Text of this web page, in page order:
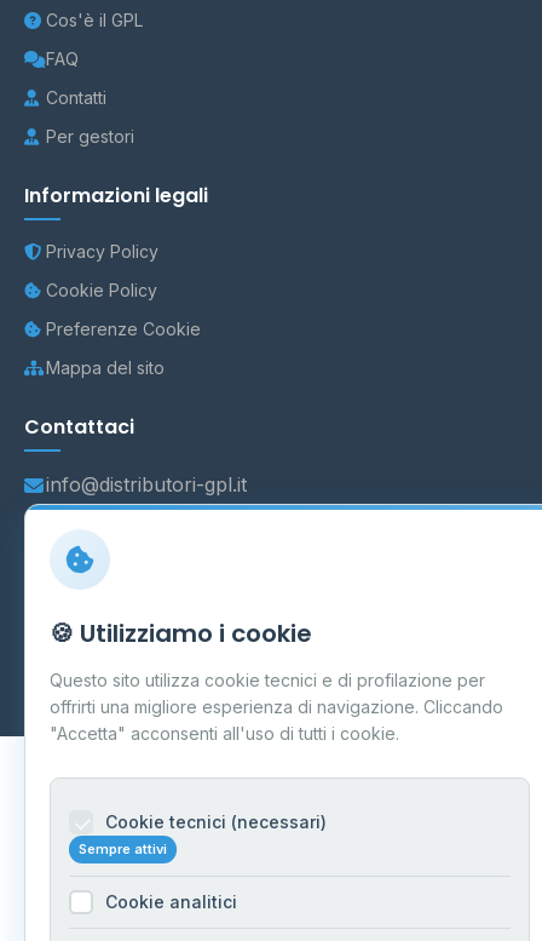
Cos'è il GPL
FAQ
Contatti
Per gestori
Informazioni legali
Privacy Policy
Cookie Policy
Preferenze Cookie
Mappa del sito
Contattaci
info@distributori-gpl.it
Carpi P.IVA 03859300364
Dati forniti daMinistero delle Imprese e del Made in Italy
Aggiornamento quotidiano
🍪 Utilizziamo i cookie
Questo sito utilizza cookie tecnici e di profilazione per
offrirti una migliore esperienza di navigazione. Cliccando
"Accetta" acconsenti all'uso di tutti i cookie.
Cookie tecnici (necessari)
Sempre attivi
Cookie analitici